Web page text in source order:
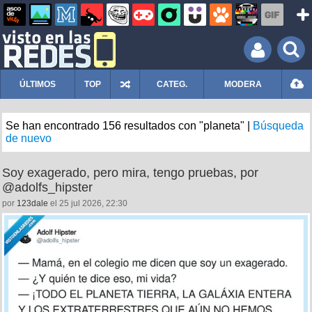
ÚLTIMOS TOP CATEG. MODERA
Se han encontrado 156 resultados con "planeta" |
Búsqueda
de nuevo
Soy exagerado, pero mira, tengo pruebas, por
@adolfs_hipster
por 123dale el 25 jul 2026, 22:30